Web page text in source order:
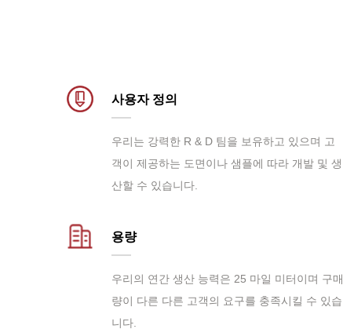
사용자 정의
우리는 강력한 R & D 팀을 보유하고 있으며 고
객이 제공하는 도면이나 샘플에 따라 개발 및 생
산할 수 있습니다.
용량
우리의 연간 생산 능력은 25 마일 미터이며 구매
량이 다른 다른 고객의 요구를 충족시킬 수 있습
니다.